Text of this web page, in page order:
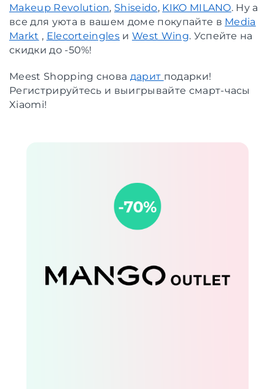
Makeup Revolution, Shiseido, KIKO MILANO. Ну а
все для уюта в вашем доме покупайте в Media
Markt , Elecorteingles иWest Wing. Успейте на
скидки до -50%!
Meest Shopping снова дарит подарки!
Регистрируйтесь и выигрывайте смарт-часы
Xiaomi!